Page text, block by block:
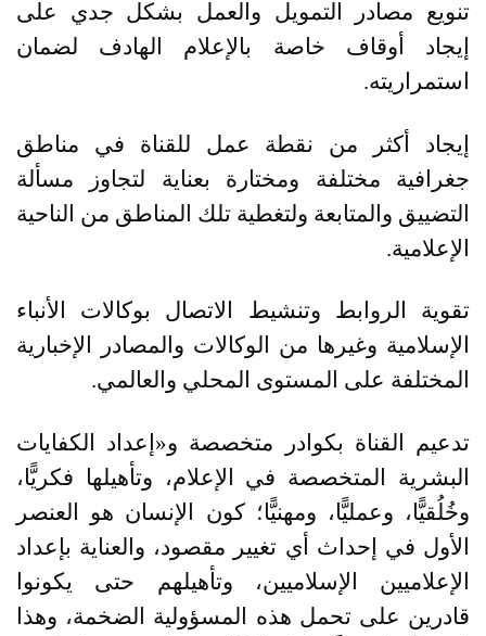
تنويع مصادر التمويل والعمل بشكل جدي على
إيجاد أوقاف خاصة بالإعلام الهادف لضمان
استمراريته.
إيجاد أكثر من نقطة عمل للقناة في مناطق
جغرافية مختلفة ومختارة بعناية لتجاوز مسألة
التضييق والمتابعة ولتغطية تلك المناطق من الناحية
الإعلامية.
تقوية الروابط وتنشيط الاتصال بوكالات الأنباء
الإسلامية وغيرها من الوكالات والمصادر الإخبارية
المختلفة على المستوى المحلي والعالمي.
تدعيم القناة بكوادر متخصصة و« إعداد الكفايات
البشرية المتخصصة في الإعلام، وتأهيلها فكريًّا،
وخُلُقيًّا، وعمليًّا، ومهنيًّا؛ كون الإنسان هو العنصر
الأول في إحداث أي تغيير مقصود، والعناية بإعداد
الإعلاميين الإسلاميين، وتأهيلهم حتى يكونوا
قادرين على تحمل هذه المسؤولية الضخمة، وهذا